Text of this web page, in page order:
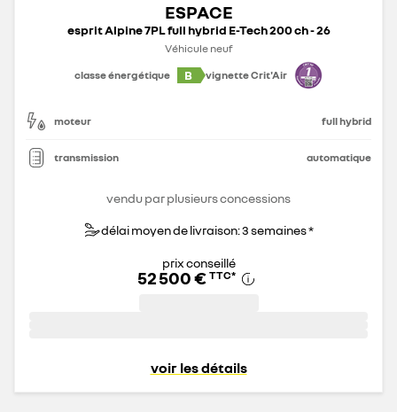
ESPACE
esprit Alpine 7PL full hybrid E-Tech 200 ch - 26
Véhicule neuf
classe énergétique
B vignette Crit'Air
moteur full hybrid
transmission automatique
vendu par plusieurs concessions
délai moyen de livraison: 3 semaines *
prix conseillé
52 500 € TTC*
voir les détails